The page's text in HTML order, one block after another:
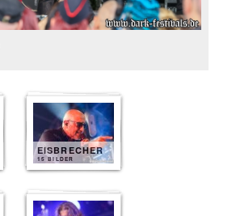
EISBRECHER
15 BILDER